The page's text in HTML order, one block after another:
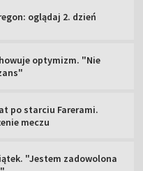
oglądaj 2. dzień
optymizm. "Nie
po starciu Farerami.
meczu
"Jestem zadowolona